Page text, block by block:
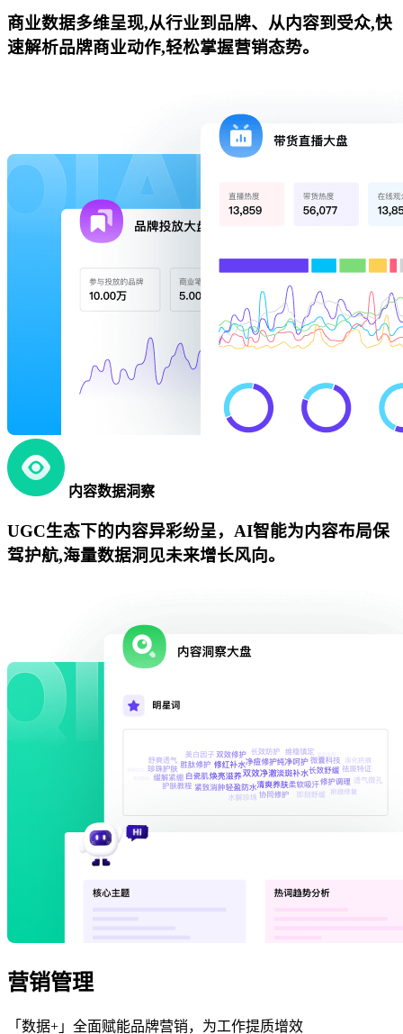
商业数据多维呈现,从行业到品牌、从内容到受众,快
速解析品牌商业动作,轻松掌握营销态势。
内容数据洞察
UGC生态下的内容异彩纷呈，AI智能为内容布局保
驾护航,海量数据洞见未来增长风向。
营销管理
「数据+」全面赋能品牌营销，为工作提质增效